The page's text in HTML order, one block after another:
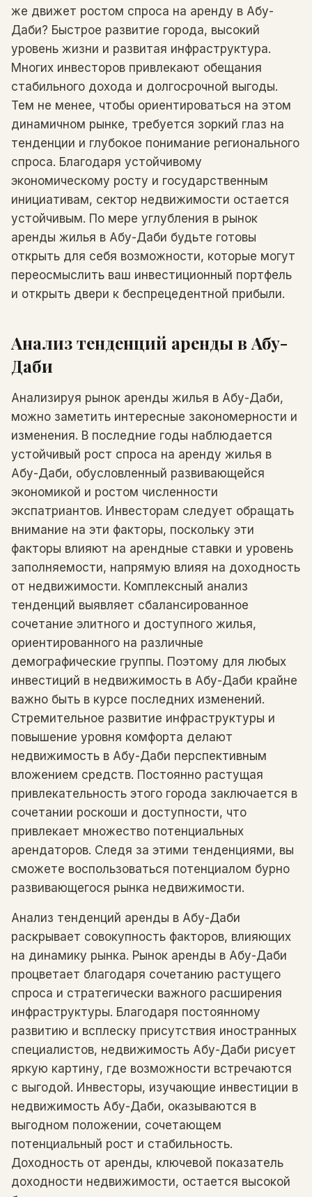
же движет ростом спроса на аренду в Абу-
Даби? Быстрое развитие города, высокий
уровень жизни и развитая инфраструктура.
Многих инвесторов привлекают обещания
стабильного дохода и долгосрочной выгоды.
Тем не менее, чтобы ориентироваться на этом
динамичном рынке, требуется зоркий глаз на
тенденции и глубокое понимание регионального
спроса. Благодаря устойчивому
экономическому росту и государственным
инициативам, сектор недвижимости остается
устойчивым. По мере углубления в рынок
аренды жилья в Абу-Даби будьте готовы
открыть для себя возможности, которые могут
переосмыслить ваш инвестиционный портфель
и открыть двери к беспрецедентной прибыли.
Анализ тенденций аренды в Абу-
Даби
Анализируя рынок аренды жилья в Абу-Даби,
можно заметить интересные закономерности и
изменения. В последние годы наблюдается
устойчивый рост спроса на аренду жилья в
Абу-Даби, обусловленный развивающейся
экономикой и ростом численности
экспатриантов. Инвесторам следует обращать
внимание на эти факторы, поскольку эти
факторы влияют на арендные ставки и уровень
заполняемости, напрямую влияя на доходность
от недвижимости. Комплексный анализ
тенденций выявляет сбалансированное
сочетание элитного и доступного жилья,
ориентированного на различные
демографические группы. Поэтому для любых
инвестиций в недвижимость в Абу-Даби крайне
важно быть в курсе последних изменений.
Стремительное развитие инфраструктуры и
повышение уровня комфорта делают
недвижимость в Абу-Даби перспективным
вложением средств. Постоянно растущая
привлекательность этого города заключается в
сочетании роскоши и доступности, что
привлекает множество потенциальных
арендаторов. Следя за этими тенденциями, вы
сможете воспользоваться потенциалом бурно
развивающегося рынка недвижимости.
Анализ тенденций аренды в Абу-Даби
раскрывает совокупность факторов, влияющих
на динамику рынка. Рынок аренды в Абу-Даби
процветает благодаря сочетанию растущего
спроса и стратегически важного расширения
инфраструктуры. Благодаря постоянному
развитию и всплеску присутствия иностранных
специалистов, недвижимость Абу-Даби рисует
яркую картину, где возможности встречаются
с выгодой. Инвесторы, изучающие инвестиции в
недвижимость Абу-Даби, оказываются в
выгодном положении, сочетающем
потенциальный рост и стабильность.
Доходность от аренды, ключевой показатель
доходности недвижимости, остается высокой